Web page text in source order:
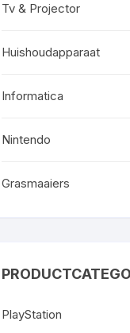
Tv & Projector
Huishoudapparaat
Informatica
Nintendo
Grasmaaiers
PlayStation